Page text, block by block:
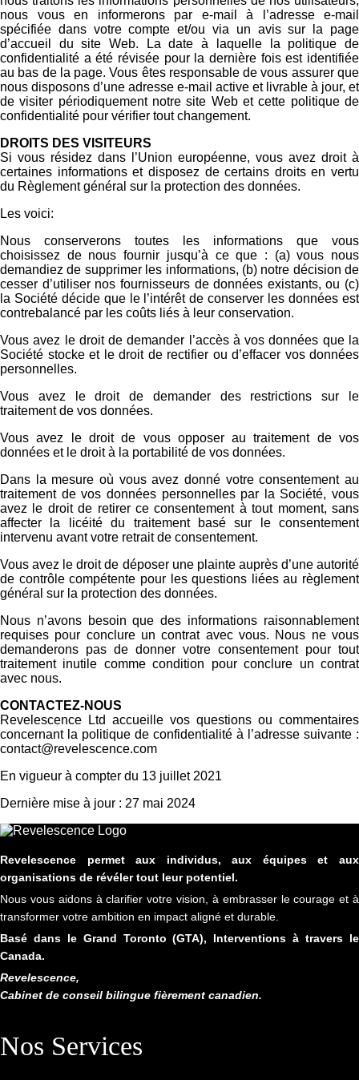
nous vous en informerons par e-mail à l’adresse e-mail
spécifiée dans votre compte et/ou via un avis sur la page
d’accueil du site Web. La date à laquelle la politique de
confidentialité a été révisée pour la dernière fois est identifiée
au bas de la page. Vous êtes responsable de vous assurer que
nous disposons d’une adresse e-mail active et livrable à jour, et
de visiter périodiquement notre site Web et cette politique de
confidentialité pour vérifier tout changement.
DROITS DES VISITEURS
Si vous résidez dans l’Union européenne, vous avez droit à
certaines informations et disposez de certains droits en vertu
du Règlement général sur la protection des données.
Les voici:
Nous conserverons toutes les informations que vous
choisissez de nous fournir jusqu’à ce que : (a) vous nous
demandiez de supprimer les informations, (b) notre décision de
cesser d’utiliser nos fournisseurs de données existants, ou (c)
la Société décide que le l’intérêt de conserver les données est
contrebalancé par les coûts liés à leur conservation.
Vous avez le droit de demander l’accès à vos données que la
Société stocke et le droit de rectifier ou d’effacer vos données
personnelles.
Vous avez le droit de demander des restrictions sur le
traitement de vos données.
Vous avez le droit de vous opposer au traitement de vos
données et le droit à la portabilité de vos données.
Dans la mesure où vous avez donné votre consentement au
traitement de vos données personnelles par la Société, vous
avez le droit de retirer ce consentement à tout moment, sans
affecter la licéité du traitement basé sur le consentement
intervenu avant votre retrait de consentement.
Vous avez le droit de déposer une plainte auprès d’une autorité
de contrôle compétente pour les questions liées au règlement
général sur la protection des données.
Nous n’avons besoin que des informations raisonnablement
requises pour conclure un contrat avec vous. Nous ne vous
demanderons pas de donner votre consentement pour tout
traitement inutile comme condition pour conclure un contrat
avec nous.
CONTACTEZ-NOUS
Revelescence Ltd accueille vos questions ou commentaires
concernant la politique de confidentialité à l’adresse suivante :
contact@revelescence.com
En vigueur à compter du 13 juillet 2021
Dernière mise à jour : 27 mai 2024
Revelescence permet aux individus, aux équipes et aux
organisations de révéler tout leur potentiel.
Nous vous aidons à clarifier votre vision, à embrasser le courage et à
transformer votre ambition en impact aligné et durable.
Basé dans le Grand Toronto (GTA), Interventions à travers le
Canada.
Revelescence,
Cabinet de conseil bilingue fièrement canadien.
Nos Services